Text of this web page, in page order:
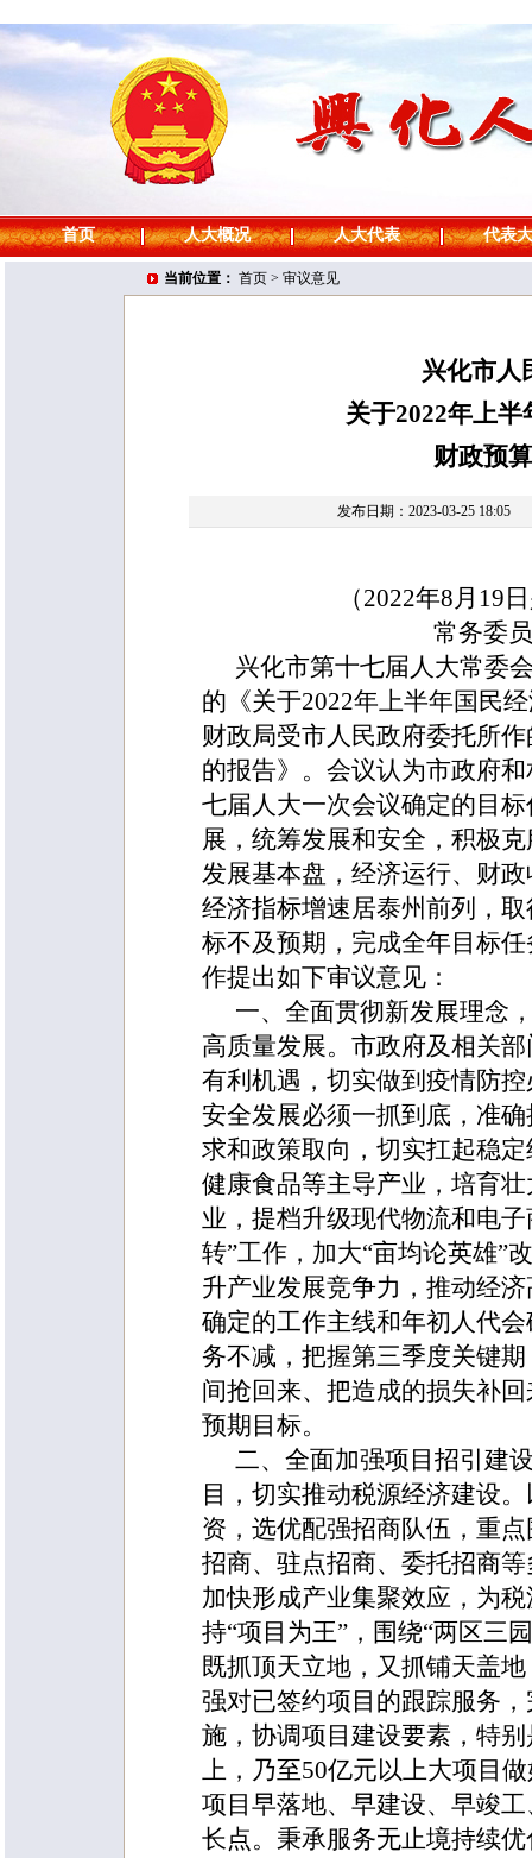
首页 人大概况 人大代表 代表
当前位置： 首页 > 审议意见
兴化市人
关于2022年上
财政预
发布日期：2023-03-25 18:05
（2022年8月19
常务委
兴化市第十七届人大常委
的《关于2022年上半年国民
财政局受市人民政府委托所
的报告》。会议认为市政府
七届人大一次会议确定的目
展，统筹发展和安全，积极
发展基本盘，经济运行、财
经济指标增速居泰州前列，
标不及预期，完成全年目标
作提出如下审议意见：
一、全面贯彻新发展理念
高质量发展。 市政府及相关
有利机遇，切实做到疫情防
安全发展必须一抓到底，准
求和政策取向，切实扛起稳
健康食品等主导产业，培育
业，提档升级现代物流和电
转”工作，加大“亩均论英雄”
升产业发展竞争力，推动经
确定的工作主线和年初人代
务不减，把握第三季度关键
间抢回来、把造成的损失补
预期目标。
二、全面加强项目招引建
目，切实推动税源经济建设。
资，选优配强招商队伍，重
招商、驻点招商、委托招商
加快形成产业集聚效应，为
持“项目为王”，围绕“两区三
既抓顶天立地，又抓铺天盖
强对已签约项目的跟踪服务
施，协调项目建设要素，特
上，乃至50亿元以上大项目
项目早落地、早建设、早竣
长点。秉承服务无止境持续